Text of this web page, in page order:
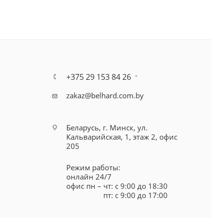
+375 29 153 84 26
zakaz@belhard.com.by
Беларусь, г. Минск, ул.
Кальварийская, 1, этаж 2, офис
205
Режим работы:
онлайн 24/7
офис пн – чт: с 9:00 до 18:30
пт: с 9:00 до 17:00